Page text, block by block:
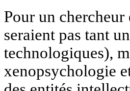
Pour un
seraient pas tant
technologiques),
xenopsychologie